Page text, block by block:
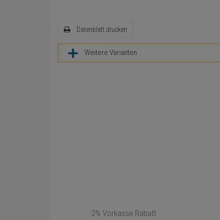
Datenblatt drucken
Weitere Varianten...
2% Vorkasse Rabatt